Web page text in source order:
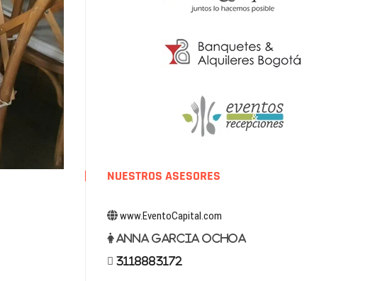
NUESTROS ASESORES
www.EventoCapital.com
Anna Garcia Ochoa
3118883172